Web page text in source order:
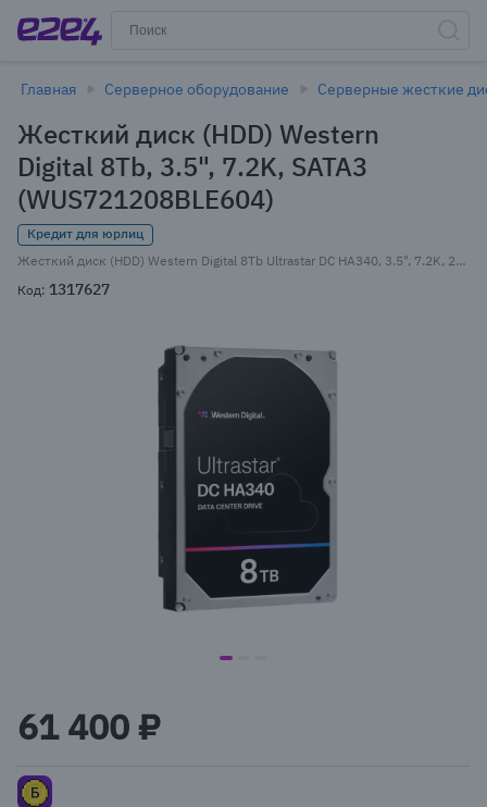
Главная Серверное оборудование Серверные жесткие
Жесткий диск (HDD) Western
Digital 8Tb, 3.5", 7.2K, SATA3
(WUS721208BLE604)
Кредит для юрлиц
Жесткий диск (HDD) Western Digital 8Tb Ultrastar DC HA340, 3.5", 7.2K, 256Mb, 512e, SATA3 (WUS721208BLE604)
Код: 1317627
item
of
3
61 400 ₽